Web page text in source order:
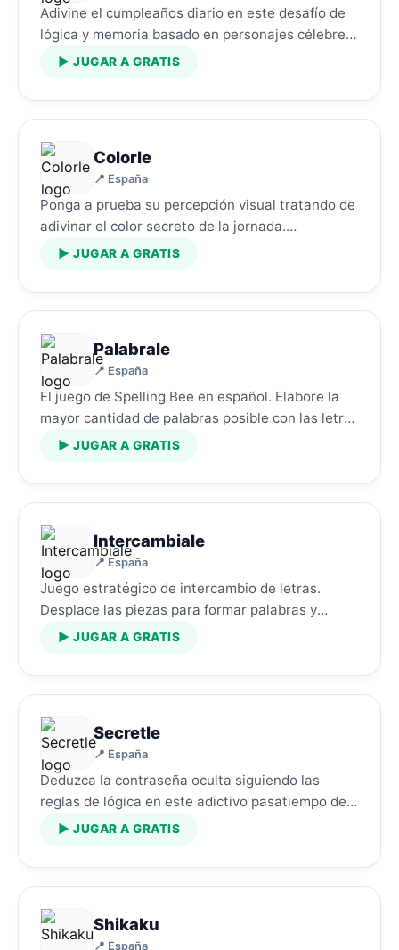
Adivine el cumpleaños diario en este desafío de
lógica y memoria basado en personajes célebres.
▶ JUGAR A GRATIS
Colorle
📍 España
Ponga a prueba su percepción visual tratando de
adivinar el color secreto de la jornada.…
▶ JUGAR A GRATIS
Palabrale
📍 España
El juego de Spelling Bee en español. Elabore la
mayor cantidad de palabras posible con las letras
disponibles.…
▶ JUGAR A GRATIS
Intercambiale
📍 España
Juego estratégico de intercambio de letras.
Desplace las piezas para formar palabras y
superar el reto.…
▶ JUGAR A GRATIS
Secretle
📍 España
Deduzca la contraseña oculta siguiendo las
reglas de lógica en este adictivo pasatiempo de
palabras.…
▶ JUGAR A GRATIS
Shikaku
📍 España